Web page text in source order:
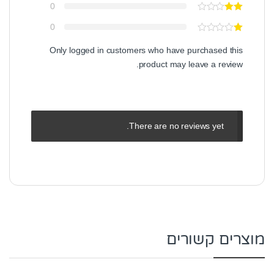
0
0
Only logged in customers who have purchased this
product may leave a review.
There are no reviews yet.
מוצרים קשורים